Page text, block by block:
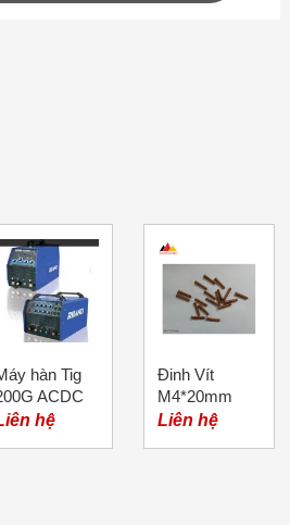
hàn Tig
ACDC
hệ
Đinh Vít
M4*20mm
Liên hệ